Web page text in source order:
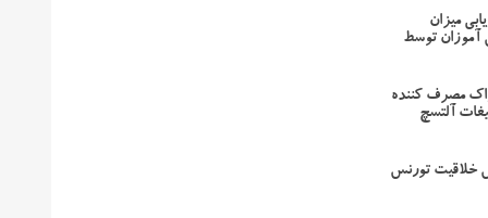
میزان
آموزان توسط
مصرف کننده
آلتسچ
خلاقیت تورنس